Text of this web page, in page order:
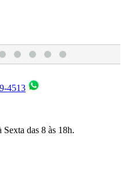
4513
das 8 às 18h.